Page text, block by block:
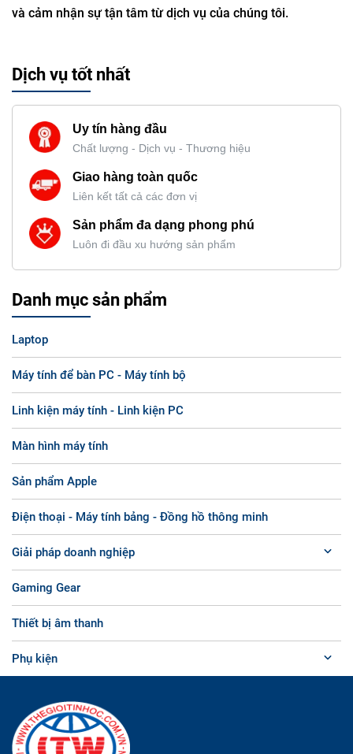
và cảm nhận sự tận tâm từ dịch vụ của chúng tôi.
Dịch vụ tốt nhất
Uy tín hàng đầu
Chất lượng - Dịch vụ - Thương hiệu
Giao hàng toàn quốc
Liên kết tất cả các đơn vị
Sản phẩm đa dạng phong phú
Luôn đi đầu xu hướng sản phẩm
Danh mục sản phẩm
Laptop
Máy tính để bàn PC - Máy tính bộ
Linh kiện máy tính - Linh kiện PC
Màn hình máy tính
Sản phẩm Apple
Điện thoại - Máy tính bảng - Đồng hồ thông minh
Giải pháp doanh nghiệp
Gaming Gear
Thiết bị âm thanh
Phụ kiện